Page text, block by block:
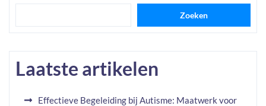
Zoeken
Laatste artikelen
Effectieve Begeleiding bij Autisme: Maatwerk voor